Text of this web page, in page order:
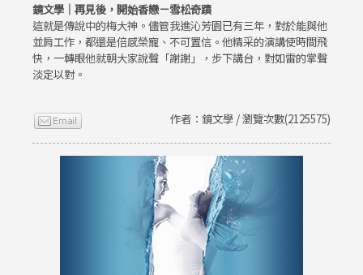
鏡文學｜再見後，開始香戀－雪松奇蹟
這就是傳說中的梅大神。儘管我進沁芳園已有三年，對於能與他
並肩工作，都還是倍感榮寵、不可置信。他精采的演講使時間飛
快，一轉眼他就朝大家說聲「謝謝」，步下講台，對如雷的掌聲
淡定以對。
作者：鏡文學 / 瀏覽次數(2125575)